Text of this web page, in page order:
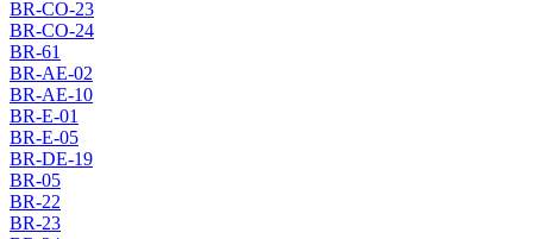
BR-CO-23
BR-CO-24
BR-61
BR-AE-02
BR-AE-10
BR-E-01
BR-E-05
BR-DE-19
BR-05
BR-22
BR-23